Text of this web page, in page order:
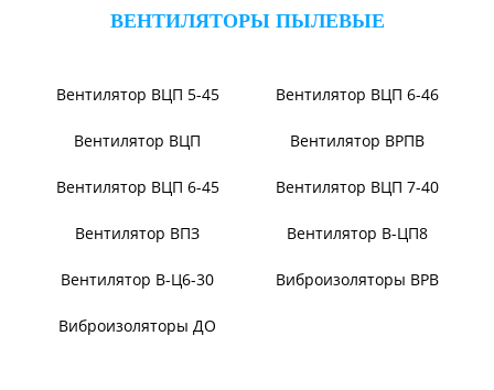
Вентилятор ВР104-79-9-3
Вентилятор ВЦКИ1-